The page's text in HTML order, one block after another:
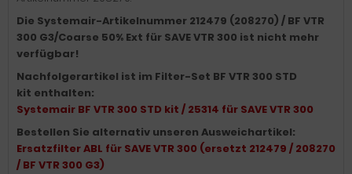
Die Systemair-Artikelnummer 212479 (208270) / BF VTR
300 G3/Coarse 50% Ext für SAVE VTR 300 ist nicht mehr
verfügbar!
Nachfolgerartikel ist im Filter-Set BF VTR 300 STD
kit enthalten:
Systemair BF VTR 300 STD kit / 25314 für SAVE VTR 300
Bestellen Sie alternativ unseren Ausweichartikel:
Ersatzfilter ABL für SAVE VTR 300 (ersetzt 212479 / 208270
/ BF VTR 300 G3)